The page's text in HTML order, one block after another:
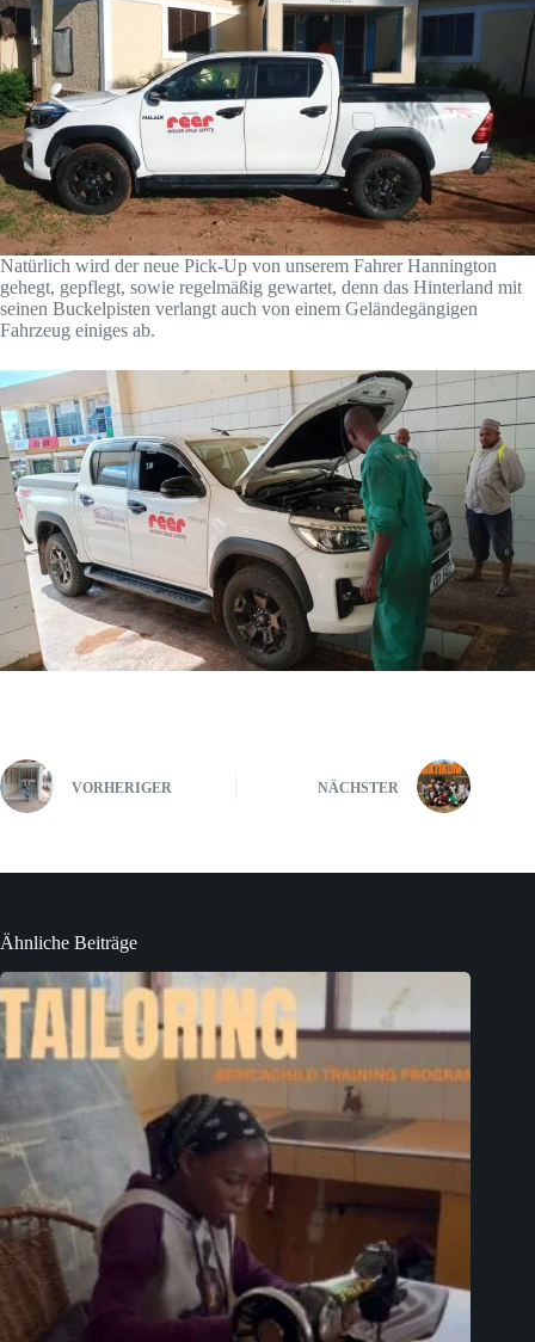
Natürlich wird der neue Pick-Up von unserem Fahrer Hannington
gehegt, gepflegt, sowie regelmäßig gewartet, denn das Hinterland mit
seinen Buckelpisten verlangt auch von einem Geländegängigen
Fahrzeug einiges ab.
VORHERIGER NÄCHSTER
Ähnliche Beiträge